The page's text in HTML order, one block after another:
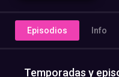
Episodios Info
Temporadas y